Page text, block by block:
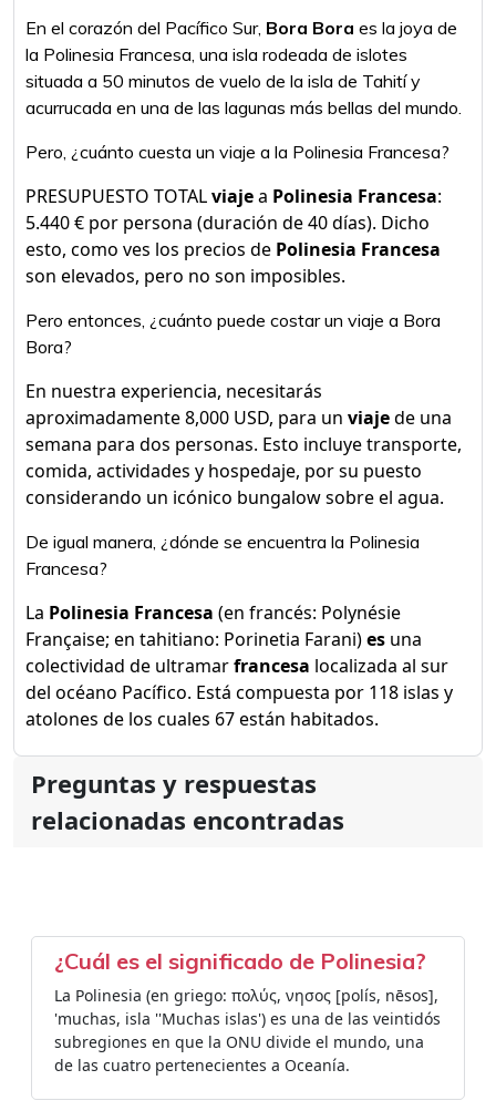
En el corazón del Pacífico Sur, Bora Bora es la joya de
la Polinesia Francesa, una isla rodeada de islotes
situada a 50 minutos de vuelo de la isla de Tahití y
acurrucada en una de las lagunas más bellas del mundo.
Pero, ¿cuánto cuesta un viaje a la Polinesia Francesa?
PRESUPUESTO TOTALviajea Polinesia Francesa:
5.440 € por persona (duración de 40 días). Dicho
esto, como ves los precios de Polinesia Francesa
son elevados, pero no son imposibles.
Pero entonces, ¿cuánto puede costar un viaje a Bora
Bora?
En nuestra experiencia, necesitarás
aproximadamente 8,000 USD, para un viajede una
semana para dos personas. Esto incluye transporte,
comida, actividades y hospedaje, por su puesto
considerando un icónico bungalow sobre el agua.
De igual manera, ¿dónde se encuentra la Polinesia
Francesa?
La Polinesia Francesa (en francés: Polynésie
Française; en tahitiano: Porinetia Farani)es una
colectividad de ultramarfrancesa localizada al sur
del océano Pacífico. Está compuesta por 118 islas y
atolones de los cuales 67 están habitados.
Preguntas y respuestas
relacionadas encontradas
¿Cuál es el significado de Polinesia?
La Polinesia (en griego: πολύς, νησος [polís, nēsos],
'muchas, isla ''Muchas islas') es una de las veintidós
subregiones en que la ONU divide el mundo, una
de las cuatro pertenecientes a Oceanía.